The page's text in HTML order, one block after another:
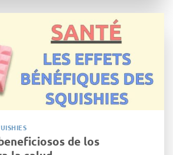
de los